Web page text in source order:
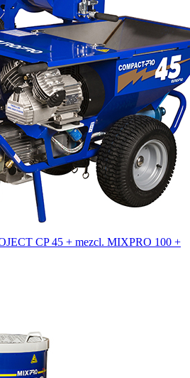
CP 45 + mezcl. MIXPRO 100 +